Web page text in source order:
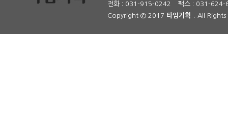
전화 : 031-915-0242
팩스 : 031-624-
Copyright © 2017 타임기획 . All